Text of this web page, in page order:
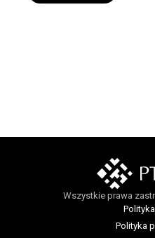
Wszystkie prawa
Polityka